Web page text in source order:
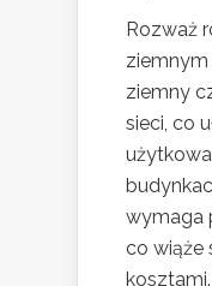
Rozważ
ziemnym
ziemny
sieci, co
wymaga
co wiąże